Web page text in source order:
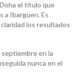
el título que
a Ibargüen. Es
los resultados
en la
nunca en el